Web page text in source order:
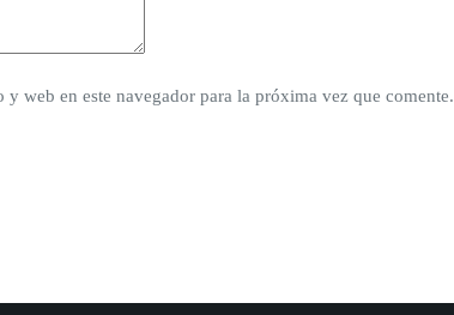
web en este navegador para la próxima vez que comente.